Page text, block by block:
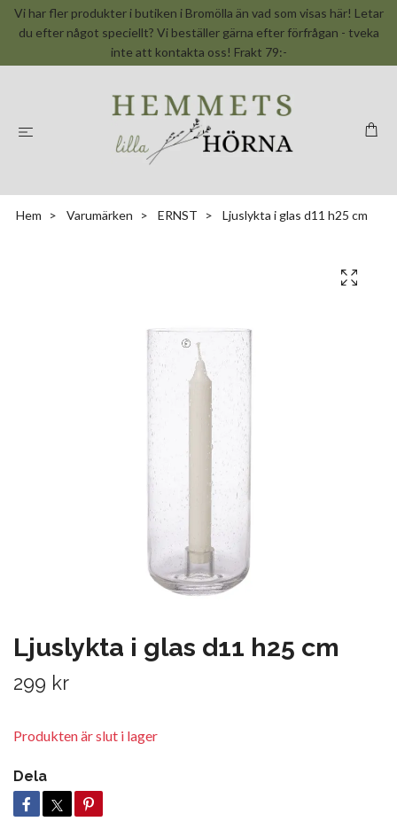
Vi har fler produkter i butiken i Bromölla än vad som visas här! Letar
du efter något speciellt? Vi beställer gärna efter förfrågan - tveka
inte att kontakta oss! Frakt 79:-
Hem Varumärken ERNST Ljuslykta i glas d11 h25 cm
Ljuslykta i glas d11 h25 cm
299 kr
Produkten är slut i lager
Dela